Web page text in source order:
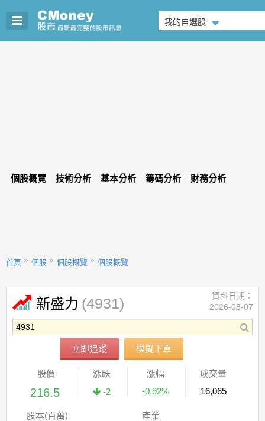
我的自選股
個股概覽 技術分析 基本分析 籌碼分析 財務分析
首頁 個股 個股概覽 個股概覽
新盛力 (4931)
立即追蹤 模擬下單
資料日期：
2026-08-07
股價
216.5
漲跌
-2
漲幅
-0.92%
成交量
16,065
股本(百萬)
產業